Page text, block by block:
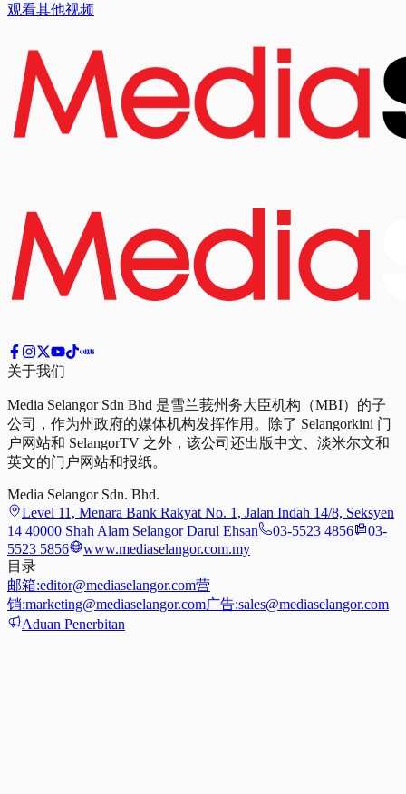
观看其他视频
关于我们
Media Selangor Sdn Bhd 是雪兰莪州务大臣机构（MBI）的子
公司，作为州政府的媒体机构发挥作用。除了 Selangorkini 门
户网站和 SelangorTV 之外，该公司还出版中文、淡米尔文和
英文的门户网站和报纸。
Media Selangor Sdn. Bhd.
Level 11, Menara Bank Rakyat No. 1, Jalan Indah 14/8, Seksyen
14 40000 Shah Alam Selangor Darul Ehsan
03-5523 4856
03-
5523 5856
www.mediaselangor.com.my
目录
邮箱:editor@mediaselangor.com营
销:marketing@mediaselangor.com广告:sales@mediaselangor.com
Aduan Penerbitan